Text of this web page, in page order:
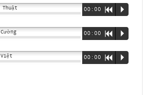
Thuật 00:00 R P
00:00 R P
Việt 00:00 R P